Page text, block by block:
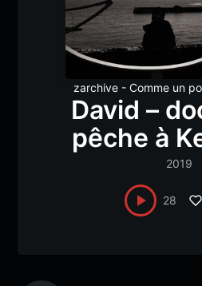
zarchive - Comme un
David –
pêche à
2019
28